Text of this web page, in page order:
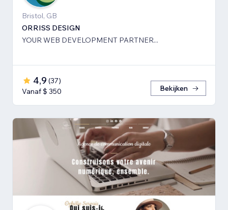
Bristol, GB
ORRISS DESIGN
YOUR WEB DEVELOPMENT PARTNER...
4,9 (37)
Vanaf $ 350
Bekijken